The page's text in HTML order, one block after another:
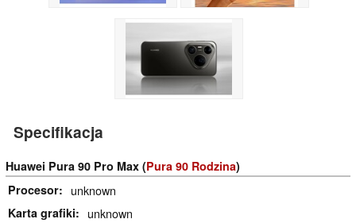
Specifikacja
Huawei Pura 90 Pro Max (Pura 90 Rodzina)
Procesor
unknown
Karta grafiki unknown